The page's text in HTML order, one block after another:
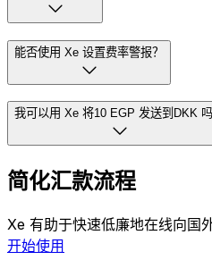
能否使用 Xe 设置费率警报？
我可以用 Xe 将10 EGP 发送到DKK 吗
简化汇款流程
Xe 有助于快速低廉地在线向国
开始使用